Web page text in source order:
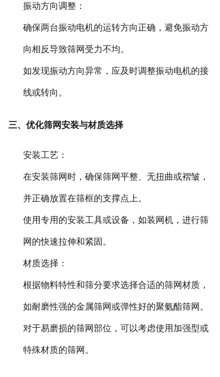
振动方向调整：
确保两台振动电机的运转方向正确，避免振动方
向相反导致筛网受力不均。
如发现振动方向异常，应及时调整振动电机的接
线或转向。
三、优化筛网安装与材质选择
安装工艺：
在安装筛网时，确保筛网平整、无扭曲或褶皱，
并正确放置在筛框的支撑点上。
使用专用的安装工具或设备，如装网机，进行筛
网的快速拉伸和紧固。
材质选择：
根据物料特性和筛分要求选择合适的筛网材质，
如耐磨性强的金属筛网或弹性好的聚氨酯筛网。
对于易磨损的筛网部位，可以考虑使用加强型或
特殊材质的筛网。